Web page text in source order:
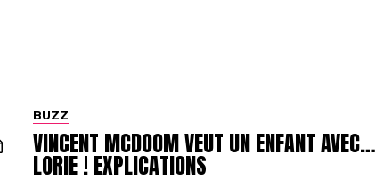
BUZZ
VINCENT MCDOOM VEUT UN ENFANT AVEC…
LORIE ! EXPLICATIONS